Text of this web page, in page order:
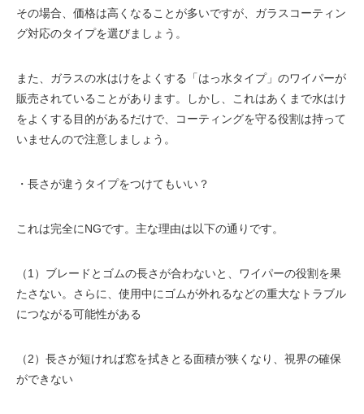
その場合、価格は高くなることが多いですが、ガラスコーティン
グ対応のタイプを選びましょう。
また、ガラスの水はけをよくする「はっ水タイプ」のワイパーが
販売されていることがあります。しかし、これはあくまで水はけ
をよくする目的があるだけで、コーティングを守る役割は持って
いませんので注意しましょう。
・長さが違うタイプをつけてもいい？
これは完全にNGです。主な理由は以下の通りです。
（1）ブレードとゴムの長さが合わないと、ワイパーの役割を果
たさない。さらに、使用中にゴムが外れるなどの重大なトラブル
につながる可能性がある
（2）長さが短ければ窓を拭きとる面積が狭くなり、視界の確保
ができない